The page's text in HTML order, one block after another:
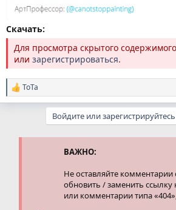
Скачать:
Для просмотра скрытого
или зарегистрироваться.
Р
е
ТоТа
Войдите или
ВАЖНО:
Не оставляйте
обновить / заменить ссылку
или комментарии типа